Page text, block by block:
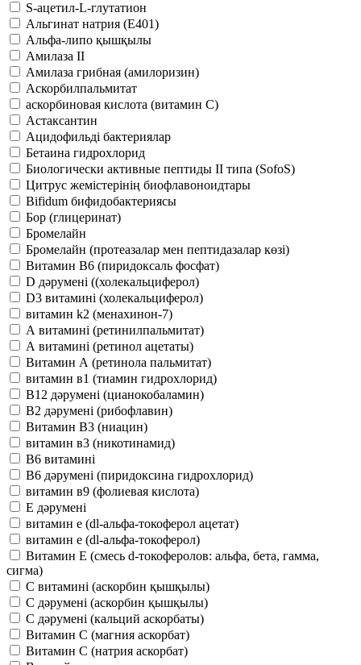
S-ацетил-L-глутатион
Альгинат натрия (Е401)
Альфа-липо қышқылы
Амилаза II
Амилаза грибная (амилоризин)
Аскорбилпальмитат
аскорбиновая кислота (витамин С)
Астаксантин
Ацидофильді бактериялар
Бетаина гидрохлорид
Биологически активные пептиды II типа (SofoS)
Цитрус жемістерінің биофлавоноидтары
Bifidum бифидобактериясы
Бор (глицеринат)
Бромелайн
Бромелайн (протеазалар мен пептидазалар көзі)
Витамин B6 (пиридоксаль фосфат)
D дәрумені ((холекальциферол)
D3 витамині (холекальциферол)
витамин k2 (менахинон-7)
А витамині (ретинилпальмитат)
А витамині (ретинол ацетаты)
Витамин А (ретинола пальмитат)
витамин в1 (тиамин гидрохлорид)
В12 дәрумені (цианокобаламин)
В2 дәрумені (рибофлавин)
Витамин В3 (ниацин)
витамин в3 (никотинамид)
В6 витамині
В6 дәрумені (пиридоксина гидрохлорид)
витамин в9 (фолиевая кислота)
Е дәрумені
витамин е (dl-альфа-токоферол ацетат)
витамин е (dl-альфа-токоферол)
Витамин Е (смесь d-токоферолов: альфа, бета, гамма,
сигма)
С витамині (аскорбин қышқылы)
С дәрумені (аскорбин қышқылы)
С дәрумені (кальций аскорбаты)
Витамин С (магния аскорбат)
Витамин С (натрия аскорбат)